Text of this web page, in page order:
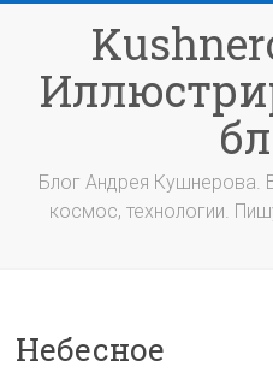
содержимому
Блог Андрея Кушнерова.
космос, технологии.
Небесное